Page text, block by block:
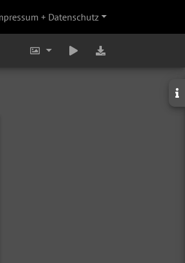
+ Datenschutz